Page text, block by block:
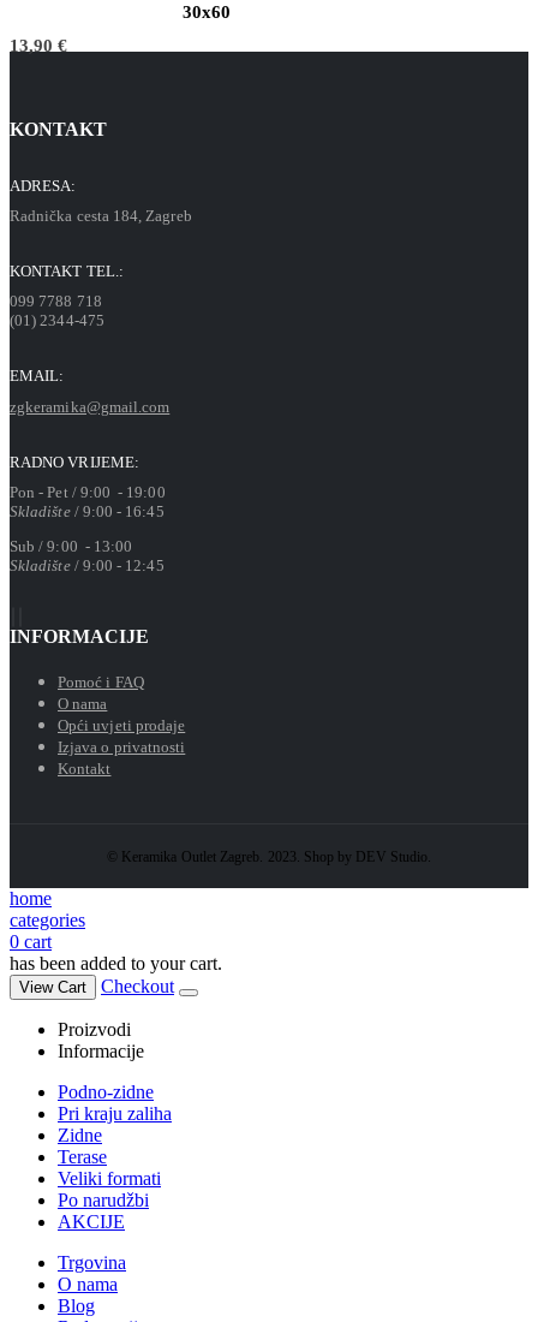
30x60
13,90 €
KONTAKT
ADRESA:
Radnička cesta 184, Zagreb
KONTAKT TEL.:
099 7788 718
(01) 2344-475
EMAIL:
zgkeramika@gmail.com
RADNO VRIJEME:
Pon - Pet / 9:00 - 19:00
Skladište/ 9:00 - 16:45
Sub / 9:00 - 13:00
Skladište/ 9:00 - 12:45
INFORMACIJE
Pomoć i FAQ
O nama
Opći uvjeti prodaje
Izjava o privatnosti
Kontakt
© Keramika Outlet Zagreb. 2023. Shop by DEV Studio.
home
categories
0 cart
has been added to your cart.
View Cart Checkout
Proizvodi
Informacije
Podno-zidne
Pri kraju zaliha
Zidne
Terase
Veliki formati
Po narudžbi
AKCIJE
Trgovina
O nama
Blog